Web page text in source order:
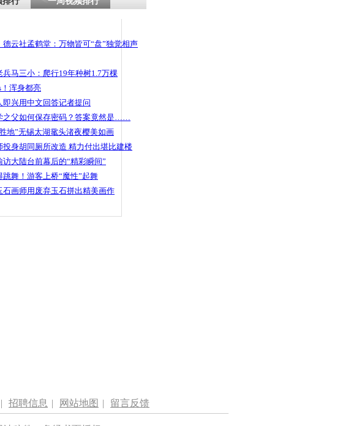
德云社孟鹤堂：万物皆可“盘”独觉相声
兵马三小：爬行19年种树1.7万棵
浑身都亮
即兴用中文回答记者提问
之父如何保存密码？答案竟然是……
地”无锡太湖鼋头渚夜樱美如画
投身胡同厕所改造 精力付出堪比建楼
访大陆台前幕后的“精彩瞬间”
跳舞！游客上桥“魔性”起舞
石画师用废弃玉石拼出精美画作
| 招聘信息 | 网站地图 | 留言反馈